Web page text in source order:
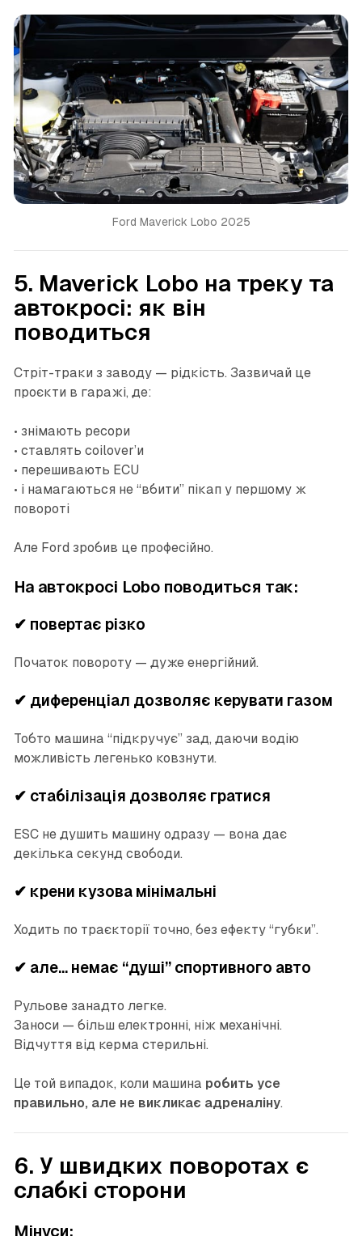
Ford Maverick Lobo 2025
5. Maverick Lobo на треку та
автокросі: як він
поводиться
Стріт-траки з заводу — рідкість. Зазвичай це
проєкти в гаражі, де:
• знімають ресори
• ставлять coilover’и
• перешивають ECU
• і намагаються не “вбити” пікап у першому ж
повороті
Але Ford зробив це професійно.
На автокросі Lobo поводиться так:
✔ повертає різко
Початок повороту — дуже енергійний.
✔ диференціал дозволяє керувати газом
Тобто машина “підкручує” зад, даючи водію
можливість легенько ковзнути.
✔ стабілізація дозволяє гратися
ESC не душить машину одразу — вона дає
декілька секунд свободи.
✔ крени кузова мінімальні
Ходить по траєкторії точно, без ефекту “губки”.
✔ але… немає “душі” спортивного авто
Рульове занадто легке.
Заноси — більш електронні, ніж механічні.
Відчуття від керма стерильні.
Це той випадок, коли машина робить усе
правильно, але не викликає адреналіну.
6. У швидких поворотах є
слабкі сторони
Мінуси: